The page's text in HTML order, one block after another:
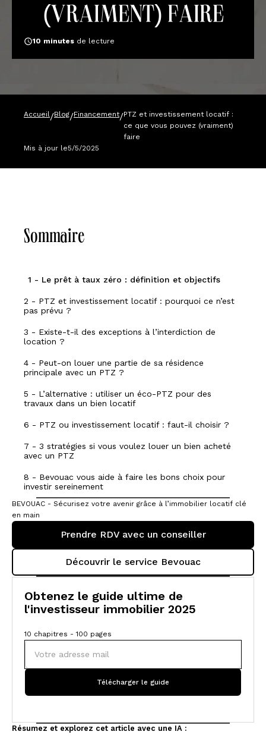
(vraiment) faire
10 minutes de lecture
Accueil/Blog/Financement/PTZ et investissement locatif :
ce que vous pouvez (vraiment)
faire
Mis à jour le5/5/2025
Sommaire
1 - Le prêt à taux zéro : définition et objectifs
2 - PTZ et investissement locatif : pourquoi ce n’est
pas prévu ?
3 - Existe-t-il des exceptions à l’interdiction de
location ?
4 - Peut-on louer une partie de sa résidence
principale avec un PTZ ?
5 - L’alternative : utiliser un éco-PTZ pour des
travaux dans un bien locatif
6 - PTZ ou investissement locatif : faut-il choisir ?
7 - 3 stratégies si vous voulez louer un bien acheté
avec un PTZ
8 - Bevouac vous aide à faire les bons choix pour
investir sereinement
BEVOUAC - Sécurisez votre avenir grâce à l’immobilier locatif clé
en main
Prendre RDV avec un conseiller
Découvrir le service Bevouac
Obtenez le guide ultime de
l'investisseur immobilier 2025
10 chapitres - 100 pages
Résumez et explorez cet article avec une IA :